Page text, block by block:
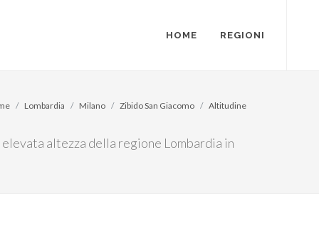
HOME REGIONI
altezza della regione Lombardia in
Lombardia Milano Zibido San Giacomo Altitudine